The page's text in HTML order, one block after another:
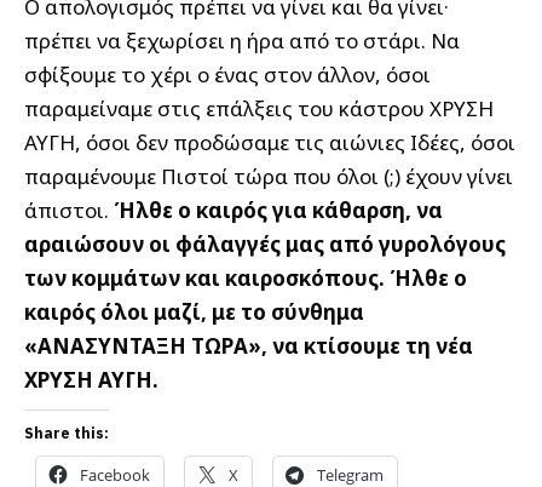
Ο απολογισμός πρέπει να γίνει και θα γίνει·
πρέπει να ξεχωρίσει η ήρα από το στάρι. Να
σφίξουμε το χέρι ο ένας στον άλλον, όσοι
παραμείναμε στις επάλξεις του κάστρου ΧΡΥΣΗ
ΑΥΓΗ, όσοι δεν προδώσαμε τις αιώνιες Ιδέες, όσοι
παραμένουμε Πιστοί τώρα που όλοι (;) έχουν γίνει
άπιστοι. Ήλθε ο καιρός για κάθαρση, να
αραιώσουν οι φάλαγγές μας από γυρολόγους
των κομμάτων και καιροσκόπους. Ήλθε ο
καιρός όλοι μαζί, με το σύνθημα
«ΑΝΑΣΥΝΤΑΞΗ ΤΩΡΑ», να κτίσουμε τη νέα
ΧΡΥΣΗ ΑΥΓΗ.
Share this:
Facebook X Telegram